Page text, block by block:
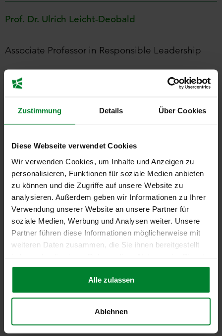
Zustimmung Details Über Cookies
Diese Webseite verwendet Cookies
Wir verwenden Cookies, um Inhalte und Anzeigen zu
personalisieren, Funktionen für soziale Medien anbieten
zu können und die Zugriffe auf unsere Website zu
analysieren. Außerdem geben wir Informationen zu Ihrer
Verwendung unserer Website an unsere Partner für
soziale Medien, Werbung und Analysen weiter. Unsere
Partner führen diese Informationen möglicherweise mit
weiteren Daten zusammen, die Sie ihnen bereitgestellt
gesammelt haben.
Alle zulassen
Ablehnen
Prof. Dr. Ulrich Leicht-Deobald
Associate Professor in Responsible Leadership
Trinity Business School
Prof. Dr. Klaus Lessmann,
Allgemeine Betriebswirtschaftslehre;
insbesondere Finanzwirtschaft
Dr. David Maus
Program Director
thyssenkrupp Academy GmbH
Prof. Dr. Jochen Menges